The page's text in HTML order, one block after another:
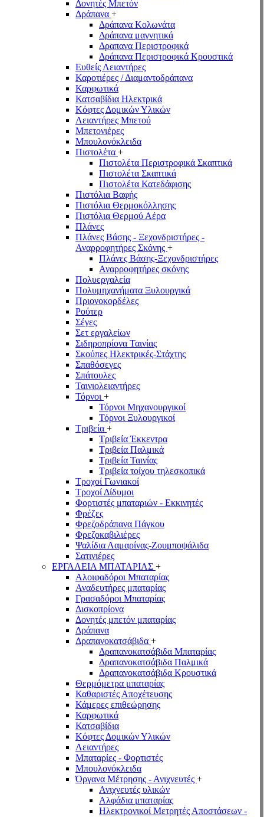
Δονητές Μπετόν
Δράπανα +
Δράπανα Κολωνάτα
Δράπανα μαγνητικά
Δραπανα Περιστροφικά
Δράπανα Περιστροφικά Κρουστικά
Ευθείς Λειαντήρες
Καροτιέρες / Διαμαντοδράπανα
Καρφωτικά
Κατσαβίδια Ηλεκτρικά
Κόφτες Δομικών Υλικών
Λειαντήρες Μπετού
Μπετονιέρες
Μπουλονόκλειδα
Πιστολέτα +
Πιστολέτα Περιστροφικά Σκαπτικά
Πιστολέτα Σκαπτικά
Πιστολέτα Κατεδάφισης
Πιστόλια Βαφής
Πιστόλια Θερμοκόλλησης
Πιστόλια Θερμού Αέρα
Πλάνες
Πλάνες Βάσης - Ξεχονδριστήρες -
Αναρροφητήρες Σκόνης +
Πλάνες Βάσης-Ξεχονδριστήρες
Αναρροφητήρες σκόνης
Πολυεργαλεία
Πολυμηχανήματα Ξυλουργικά
Πριονοκορδέλες
Ρούτερ
Σέγες
Σετ εργαλείων
Σιδηροπρίονα Ταινίας
Σκούπες Ηλεκτρικές-Στάχτης
Σπαθόσεγες
Σπάτουλες
Ταινιολειαντήρες
Τόρνοι +
Τόρνοι Μηχανουργικοί
Τόρνοι Ξυλουργικοί
Τριβεία +
Τριβεία Έκκεντρα
Τριβεία Παλμικά
Τριβεία Ταινίας
Τριβεία τοίχου τηλεσκοπικά
Τροχοί Γωνιακοί
Τροχοί Δίδυμοι
Φορτιστές μπαταριών - Εκκινητές
Φρέζες
Φρεζοδράπανα Πάγκου
Φρεζοκαβιλιέρες
Ψαλίδια Λαμαρίνας-Ζουμποψάλιδα
Σατινιέρες
ΕΡΓΑΛΕΙΑ ΜΠΑΤΑΡΙΑΣ +
Αλοιφαδόροι Μπαταρίας
Αναδευτήρες μπαταρίας
Γρασαδόροι Μπαταρίας
Δισκοπρίονα
Δονητές μπετόν μπαταρίας
Δράπανα
Δραπανοκατσάβιδα +
Δραπανοκατσάβιδα Μπαταρίας
Δραπανοκατσάβιδα Παλμικά
Δραπανοκατσάβιδα Κρουστικά
Θερμόμετρα μπαταρίας
Καθαριστές Αποχέτευσης
Κάμερες επιθεώρησης
Καρφωτικά
Κατσαβίδια
Κόφτες Δομικών Υλικών
Λειαντήρες
Μπαταρίες - Φορτιστές
Μπουλονόκλειδα
Όργανα Μέτρησης - Ανιχνευτές +
Ανιχνευτές υλικών
Αλφάδια μπαταρίας
Ηλεκτρονικοί Μετρητές Αποστάσεων -